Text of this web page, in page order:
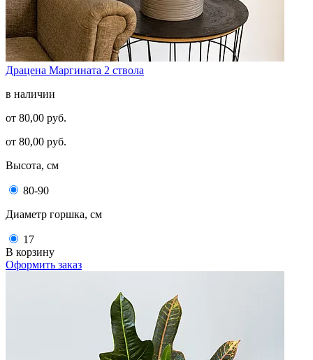
Драцена Маргината 2 ствола
в наличии
от 80,00 руб.
от 80,00 руб.
Высота, см
80-90
Диаметр горшка, см
17
В корзину
Оформить заказ